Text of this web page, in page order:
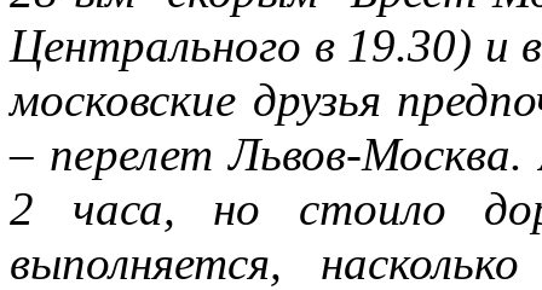
Центрального в 19.30) и
московские друзья
– перелет Львов-Москва.
2 часа, но стоило
выполняется,